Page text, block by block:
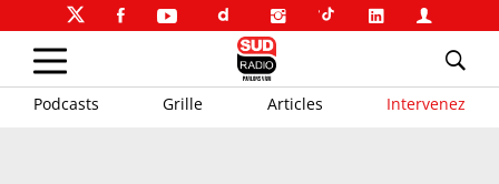
Podcasts Grille Articles Intervenez